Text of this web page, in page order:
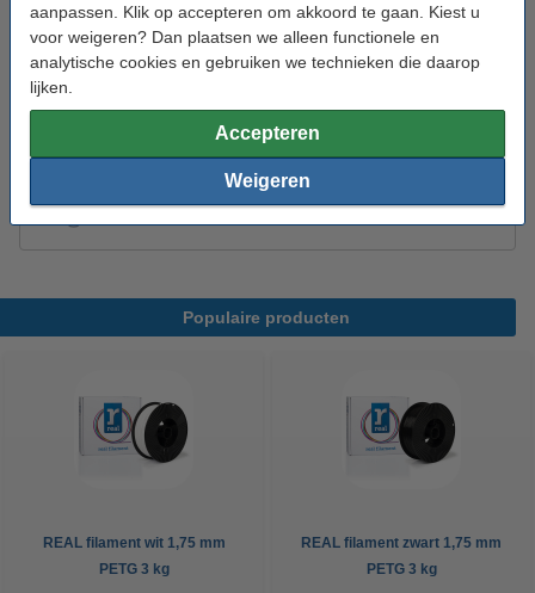
aanpassen. Klik op accepteren om akkoord te gaan. Kiest u
voor weigeren? Dan plaatsen we alleen functionele en
analytische cookies en gebruiken we technieken die daarop
lijken.
Accepteren
Weigeren
Direct meebestellen
3DLAC hechtspray (400 ml)
€ 11,50
Populaire producten
REAL filament wit 1,75 mm
PETG 3 kg
REAL filament zwart 1,75 mm
PETG 3 kg